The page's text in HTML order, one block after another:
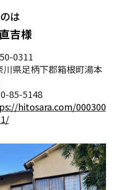
は
吉様
0311
川県足柄下郡箱根町湯本
85-5148
hitosara.com/000300